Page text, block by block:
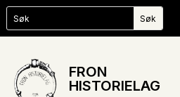
FRON
HISTORIELAG